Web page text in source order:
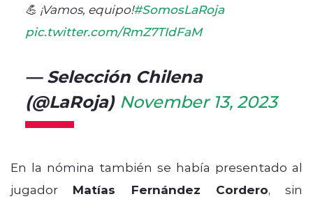
💪 ¡Vamos, equipo!#SomosLaRoja
pic.twitter.com/RmZ7TIdFaM
— Selección Chilena
(@LaRoja) November 13, 2023
En la nómina también se había presentado al
jugador Matías Fernández Cordero, sin